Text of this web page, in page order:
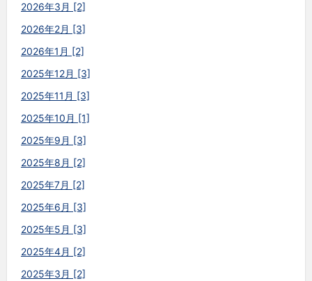
2026年3月 [2]
2026年2月 [3]
2026年1月 [2]
2025年12月 [3]
2025年11月 [3]
2025年10月 [1]
2025年9月 [3]
2025年8月 [2]
2025年7月 [2]
2025年6月 [3]
2025年5月 [3]
2025年4月 [2]
2025年3月 [2]